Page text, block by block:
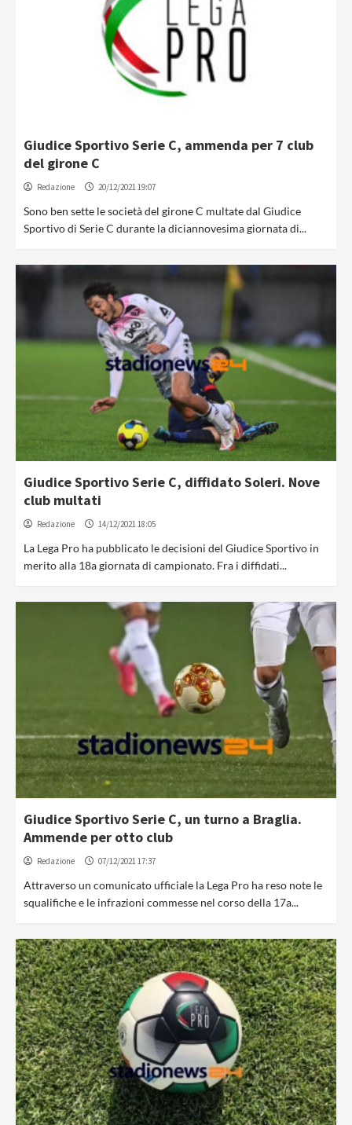
Giudice Sportivo Serie C, ammenda per 7 club
del girone C
Redazione 20/12/2021 19:07
Sono ben sette le società del girone C multate dal Giudice
Sportivo di Serie C durante la diciannovesima giornata di...
Giudice Sportivo Serie C, diffidato Soleri. Nove
club multati
Redazione 14/12/2021 18:05
La Lega Pro ha pubblicato le decisioni del Giudice Sportivo in
merito alla 18a giornata di campionato. Fra i diffidati...
Giudice Sportivo Serie C, un turno a Braglia.
Ammende per otto club
Redazione 07/12/2021 17:37
Attraverso un comunicato ufficiale la Lega Pro ha reso note le
squalifiche e le infrazioni commesse nel corso della 17a...